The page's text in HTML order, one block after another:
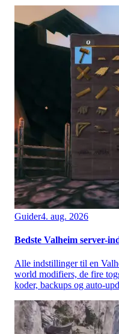
Guider4. aug. 2026
Bedste Valheim server-
Alle indstillinger til en
world modifiers, de fire
koder, backups og auto-